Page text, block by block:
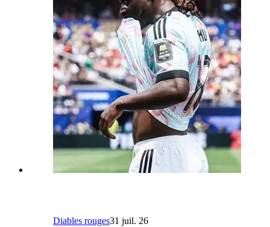
Diables rouges31 juil. 26